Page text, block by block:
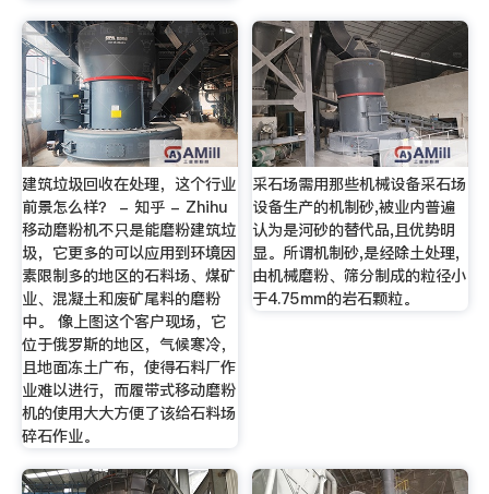
建筑垃圾回收在处理，这个行业
前景怎么样？ - 知乎 - Zhihu
移动磨粉机不只是能磨粉建筑垃
圾，它更多的可以应用到环境因
素限制多的地区的石料场、煤矿
业、混凝土和废矿尾料的磨粉
中。 像上图这个客户现场，它
位于俄罗斯的地区，气候寒冷，
且地面冻土广布，使得石料厂作
业难以进行，而履带式移动磨粉
机的使用大大方便了该给石料场
碎石作业。
采石场需用那些机械设备采石场
设备生产的机制砂,被业内普遍
认为是河砂的替代品,且优势明
显。所谓机制砂,是经除土处理,
由机械磨粉、筛分制成的粒径小
于4.75mm的岩石颗粒。